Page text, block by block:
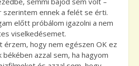
szerintem ennek a felét se érti.
előtt próbálom igazolni a nem
viselkedésemet.
érzem, hogy nem egészen OK ez
békében azzal sem, ha hagyom